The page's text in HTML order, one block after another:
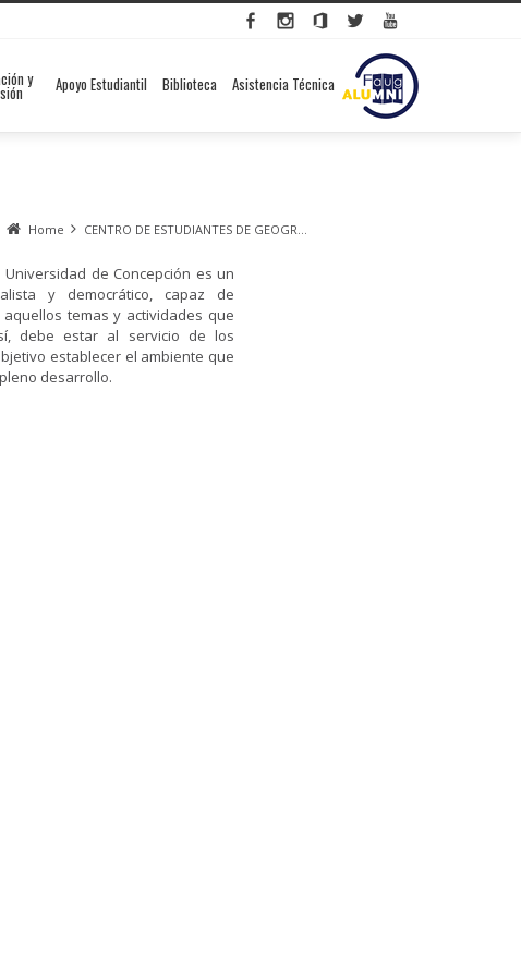
y Apoyo Estudiantil Biblioteca Asistencia Técnica
Home CENTRO DE ESTUDIANTES DE GEOGRAFÍA
de Concepción es un
y democrático, capaz de
temas y actividades que
debe estar al servicio de los
establecer el ambiente que
desarrollo.